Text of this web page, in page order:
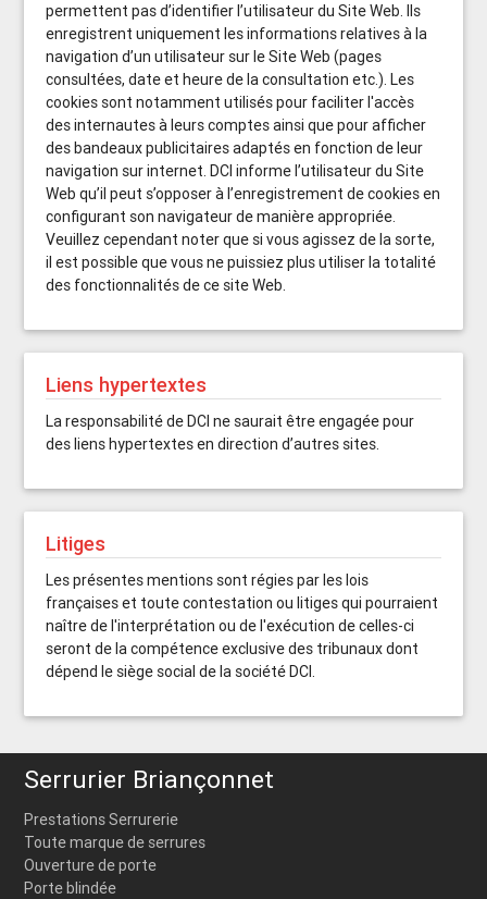
permettent pas d’identifier l’utilisateur du Site Web. Ils
enregistrent uniquement les informations relatives à la
navigation d’un utilisateur sur le Site Web (pages
consultées, date et heure de la consultation etc.). Les
cookies sont notamment utilisés pour faciliter l'accès
des internautes à leurs comptes ainsi que pour afficher
des bandeaux publicitaires adaptés en fonction de leur
navigation sur internet. DCI informe l’utilisateur du Site
Web qu’il peut s’opposer à l’enregistrement de cookies en
configurant son navigateur de manière appropriée.
Veuillez cependant noter que si vous agissez de la sorte,
il est possible que vous ne puissiez plus utiliser la totalité
des fonctionnalités de ce site Web.
Liens hypertextes
La responsabilité de DCI ne saurait être engagée pour
des liens hypertextes en direction d’autres sites.
Litiges
Les présentes mentions sont régies par les lois
françaises et toute contestation ou litiges qui pourraient
naître de l'interprétation ou de l'exécution de celles-ci
seront de la compétence exclusive des tribunaux dont
dépend le siège social de la société DCI.
Serrurier Briançonnet
Prestations Serrurerie
Toute marque de serrures
Ouverture de porte
Porte blindée